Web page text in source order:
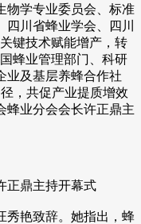
物学专业委员会、标准
川省蜂业学会、四川
键技术赋能增产，转
蜂业管理部门、科研
业及基层养蜂合作社
，共促产业提质增效
蜂业分会会长许正鼎主
正鼎主持开幕式
艳致辞。她指出，蜂